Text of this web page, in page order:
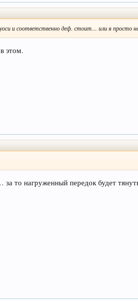
и соответственно деф. стоит… или я просто
этом.
то нагруженный передок будет